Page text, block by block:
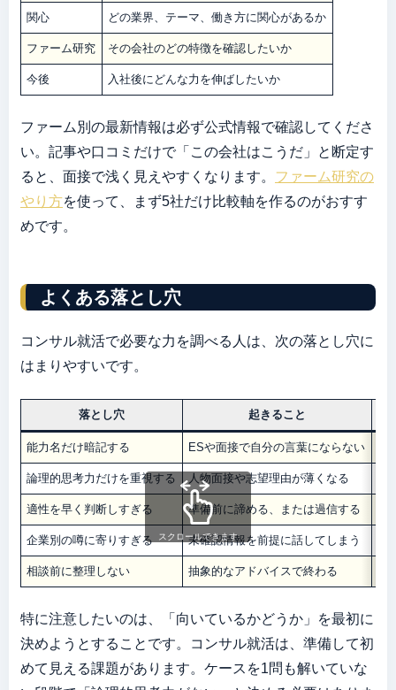
関心 どの業界、テーマ、働き方に関心があるか
ファーム研究 その会社のどの特徴を確認したいか
今後 入社後にどんな力を伸ばしたいか
ファーム別の最新情報は必ず公式情報で確認してくださ
い。記事や口コミだけで「この会社はこうだ」と断定す
ると、面接で浅く見えやすくなります。 ファーム研究の
やり方を使って、まず5社だけ比較軸を作るのがおすす
めです。
よくある落とし穴
コンサル就活で必要な力を調べる人は、次の落とし穴に
はまりやすいです。
落とし穴 起きること
能力名だけ暗記する ESや面接で自分の言葉にならない
論理的思考力だけを重視する 人物面接や志望理由が薄くなる
適性を早く判断しすぎる 準備前に諦める、または過信する
企業別の噂に寄りすぎる 未確認情報を前提に話してしまう
相談前に整理しない 抽象的なアドバイスで終わる
スクロールできます
特に注意したいのは、「向いているかどうか」を最初に
決めようとすることです。コンサル就活は、準備して初
めて見える課題があります。ケースを1問も解いていな